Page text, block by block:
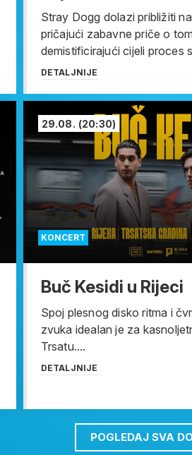
Stray Dogg dolazi približiti
pričajući zabavne priče o
demistificirajući cijeli proces
DETALJNIJE
KONCERT
29.08. (20:30)
Buč Kesidi u Rijeci
Spoj plesnog disko ritma i
zvuka idealan je za
Trsatu....
DETALJNIJE
POGLEDAJ SVA